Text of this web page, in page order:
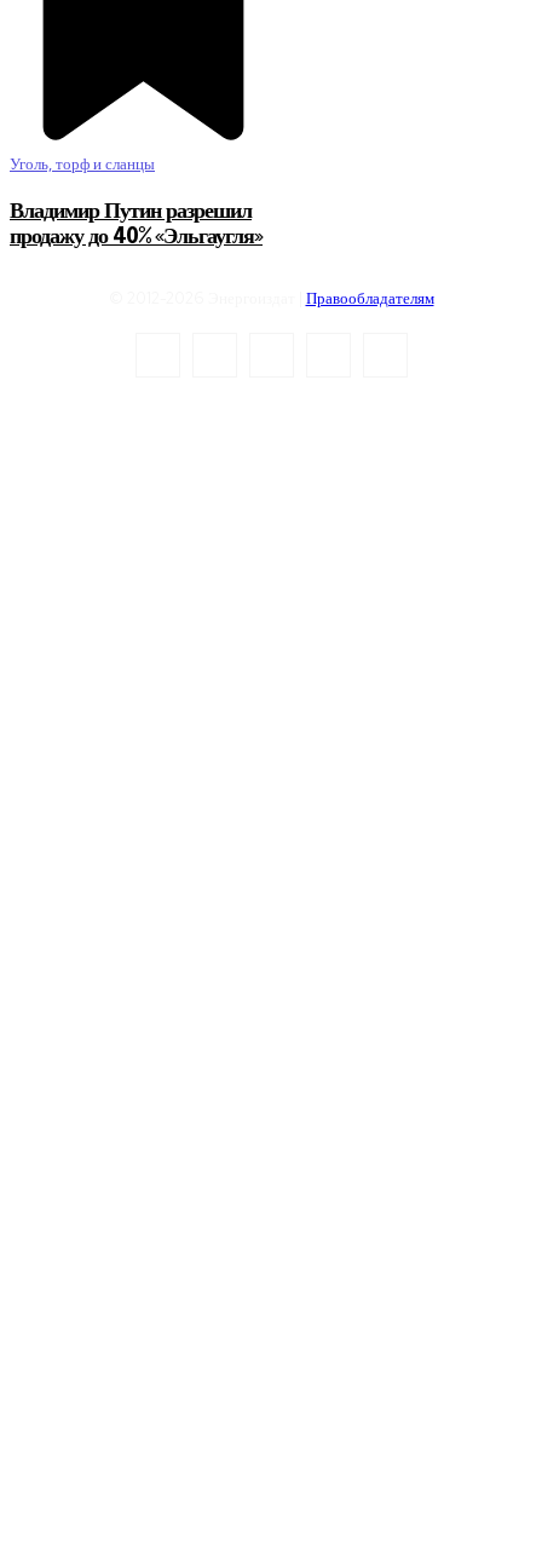
Уголь, торф и сланцы
Владимир Путин разрешил
продажу до 40% «Эльгаугля»
Правообладателям